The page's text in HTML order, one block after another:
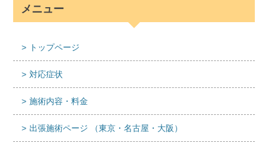
メニュー
トップページ
対応症状
施術内容・料金
出張施術ページ （東京・名古屋・大阪）